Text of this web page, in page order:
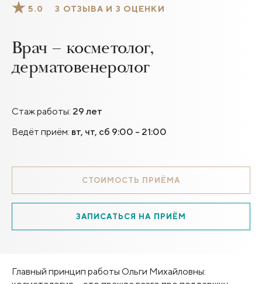
5.0 3 ОТЗЫВА И 3 ОЦЕНКИ
Врач – косметолог,
дерматовенеролог
Стаж работы: 29 лет
Ведёт приём: вт, чт, сб 9:00 - 21:00
СТОИМОСТЬ ПРИЁМА
ЗАПИСАТЬСЯ НА ПРИЁМ
Главный принцип работы Ольги Михайловны: